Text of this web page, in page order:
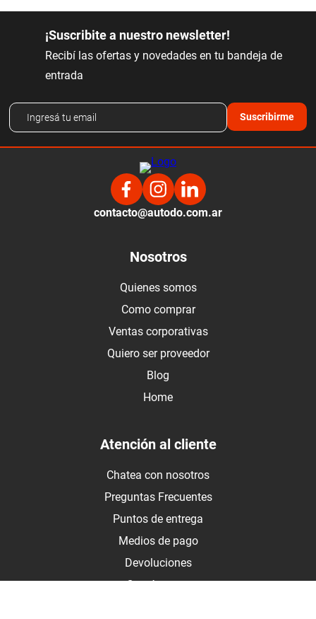
¡Suscribite a nuestro newsletter!
Recibí las ofertas y novedades en tu bandeja de
entrada
Suscribirme
contacto@autodo.com.ar
Nosotros
Quienes somos
Como comprar
Ventas corporativas
Quiero ser proveedor
Blog
Home
Atención al cliente
Chatea con nosotros
Preguntas Frecuentes
Puntos de entrega
Medios de pago
Devoluciones
Contáctanos